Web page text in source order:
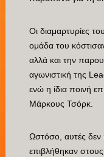
Οι διαμαρτυρίες
ομάδα του
αλλά και την
αγωνιστική της
ενώ η ίδια ποινή
Μάρκους Τσόρκ.
Ωστόσο, αυτές δεν
επιβλήθηκαν